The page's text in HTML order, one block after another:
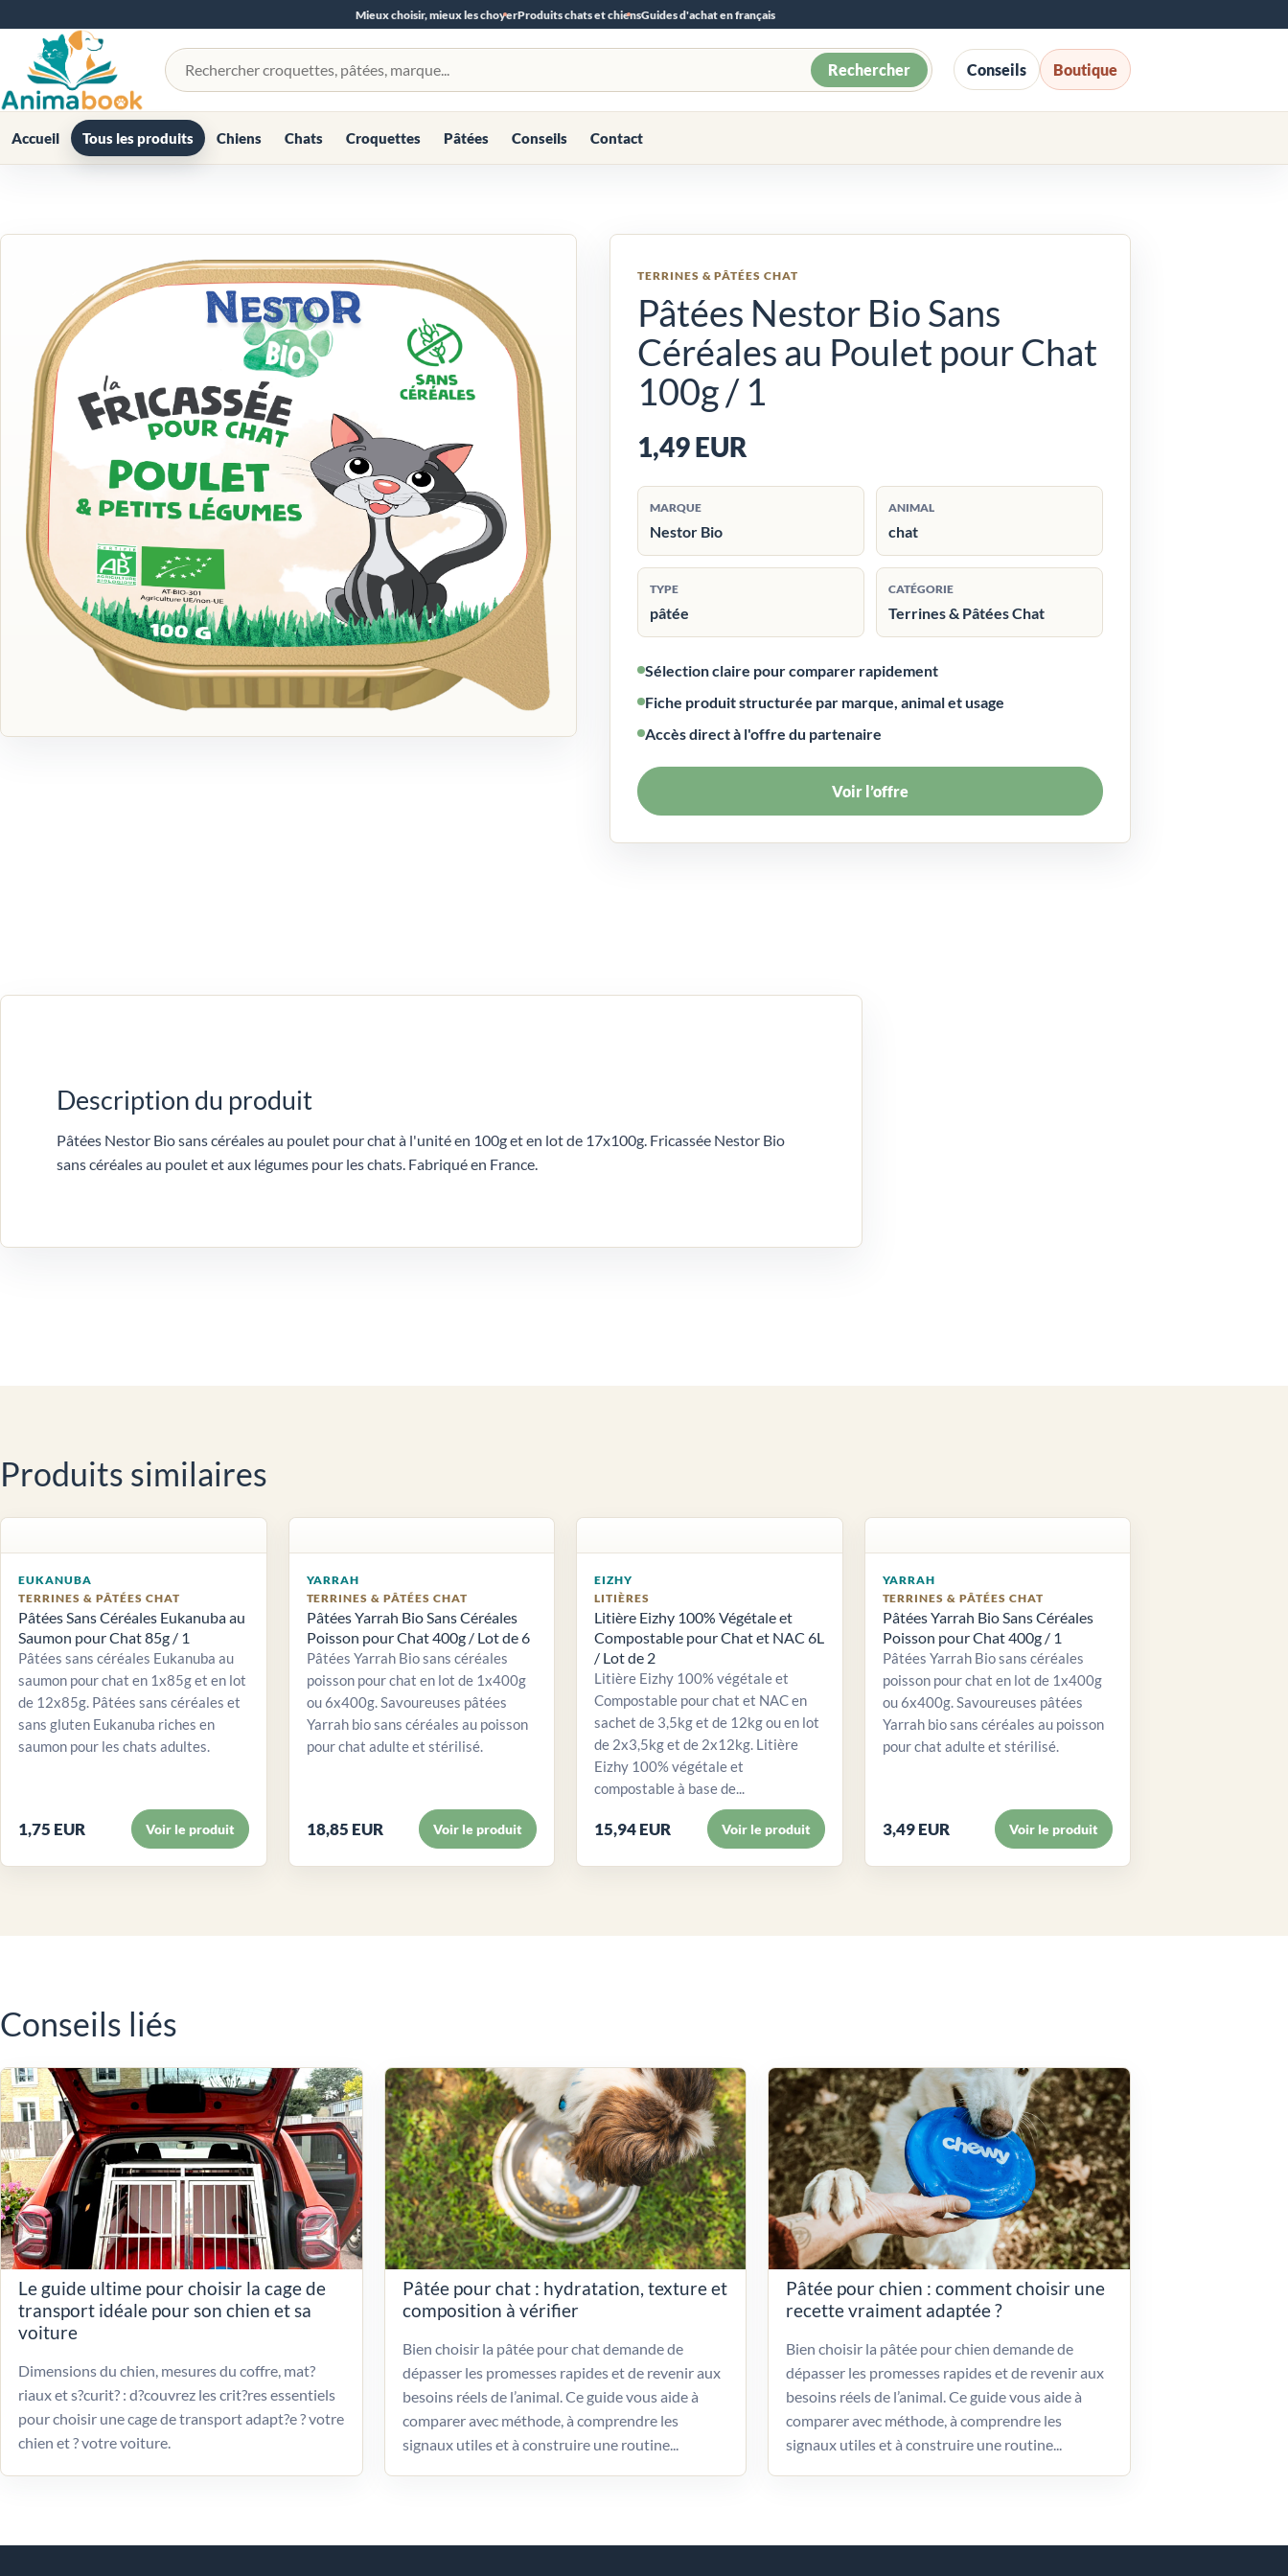
Mieux choisir, mieux les choyerProduits chats et chiensGuides d'achat en français
Rechercher un produit Rechercher Conseils Boutique
Accueil Tous les produits Chiens Chats Croquettes Pâtées Conseils Contact
TERRINES & PÂTÉES CHAT
Pâtées Nestor Bio Sans
Céréales au Poulet pour Chat
100g / 1
1,49 EUR
MARQUE
Nestor Bio
ANIMAL
chat
TYPE
pâtée
CATÉGORIE
Terrines & Pâtées Chat
Sélection claire pour comparer rapidement
Fiche produit structurée par marque, animal et usage
Accès direct à l'offre du partenaire
Voir l’offre
Description du produit
Pâtées Nestor Bio sans céréales au poulet pour chat à l'unité en 100g et en lot de 17x100g. Fricassée Nestor Bio
sans céréales au poulet et aux légumes pour les chats. Fabriqué en France.
Produits similaires
EUKANUBA
TERRINES & PÂTÉES CHAT
Pâtées Sans Céréales Eukanuba au
Saumon pour Chat 85g / 1
Pâtées sans céréales Eukanuba au
saumon pour chat en 1x85g et en lot
de 12x85g. Pâtées sans céréales et
sans gluten Eukanuba riches en
saumon pour les chats adultes.
1,75 EUR Voir le produit
YARRAH
TERRINES & PÂTÉES CHAT
Pâtées Yarrah Bio Sans Céréales
Poisson pour Chat 400g / Lot de 6
Pâtées Yarrah Bio sans céréales
poisson pour chat en lot de 1x400g
ou 6x400g. Savoureuses pâtées
Yarrah bio sans céréales au poisson
pour chat adulte et stérilisé.
18,85 EUR Voir le produit
EIZHY
LITIÈRES
Litière Eizhy 100% Végétale et
Compostable pour Chat et NAC 6L
/ Lot de 2
Litière Eizhy 100% végétale et
Compostable pour chat et NAC en
sachet de 3,5kg et de 12kg ou en lot
de 2x3,5kg et de 2x12kg. Litière
Eizhy 100% végétale et
compostable à base de...
15,94 EUR Voir le produit
YARRAH
TERRINES & PÂTÉES CHAT
Pâtées Yarrah Bio Sans Céréales
Poisson pour Chat 400g / 1
Pâtées Yarrah Bio sans céréales
poisson pour chat en lot de 1x400g
ou 6x400g. Savoureuses pâtées
Yarrah bio sans céréales au poisson
pour chat adulte et stérilisé.
3,49 EUR Voir le produit
Conseils liés
Le guide ultime pour choisir la cage de
transport idéale pour son chien et sa
voiture
Dimensions du chien, mesures du coffre, mat?
riaux et s?curit? : d?couvrez les crit?res essentiels
pour choisir une cage de transport adapt?e ? votre
chien et ? votre voiture.
Pâtée pour chat : hydratation, texture et
composition à vérifier
Bien choisir la pâtée pour chat demande de
dépasser les promesses rapides et de revenir aux
besoins réels de l’animal. Ce guide vous aide à
comparer avec méthode, à comprendre les
signaux utiles et à construire une routine...
Pâtée pour chien : comment choisir une
recette vraiment adaptée ?
Bien choisir la pâtée pour chien demande de
dépasser les promesses rapides et de revenir aux
besoins réels de l’animal. Ce guide vous aide à
comparer avec méthode, à comprendre les
signaux utiles et à construire une routine...